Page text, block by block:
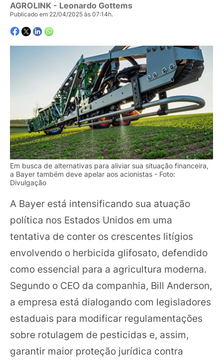
AGROLINK - Leonardo Gottems
Publicado em 22/04/2025 às 07:14h.
Em busca de alternativas para aliviar sua situação financeira,
a Bayer também deve apelar aos acionistas - Foto:
Divulgação
A Bayer está intensificando sua atuação
política nos Estados Unidos em uma
tentativa de conter os crescentes litígios
envolvendo o herbicida glifosato, defendido
como essencial para a agricultura moderna.
Segundo o CEO da companhia, Bill Anderson,
a empresa está dialogando com legisladores
estaduais para modificar regulamentações
sobre rotulagem de pesticidas e, assim,
garantir maior proteção jurídica contra